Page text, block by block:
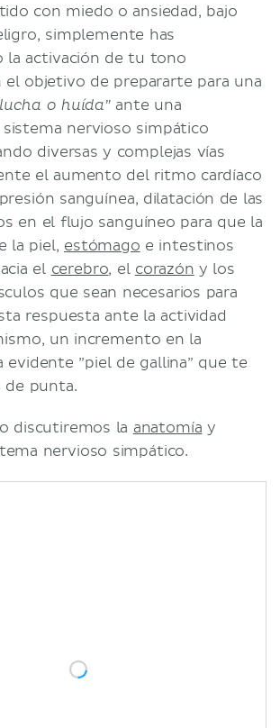
con miedo o ansiedad, bajo
simplemente has
la activación de tu tono
el objetivo de prepararte para una
o huída”ante una
sistema nervioso simpático
diversas y complejas vías
el aumento del ritmo cardíaco
sanguínea, dilatación de las
en el flujo sanguíneo para que la
la piel, estómago e intestinos
el cerebro, el corazón y los
que sean necesarios para
respuesta ante la actividad
un incremento en la
evidente ”piel de gallina” que te
de punta.
discutiremos la anatomía y
nervioso simpático.